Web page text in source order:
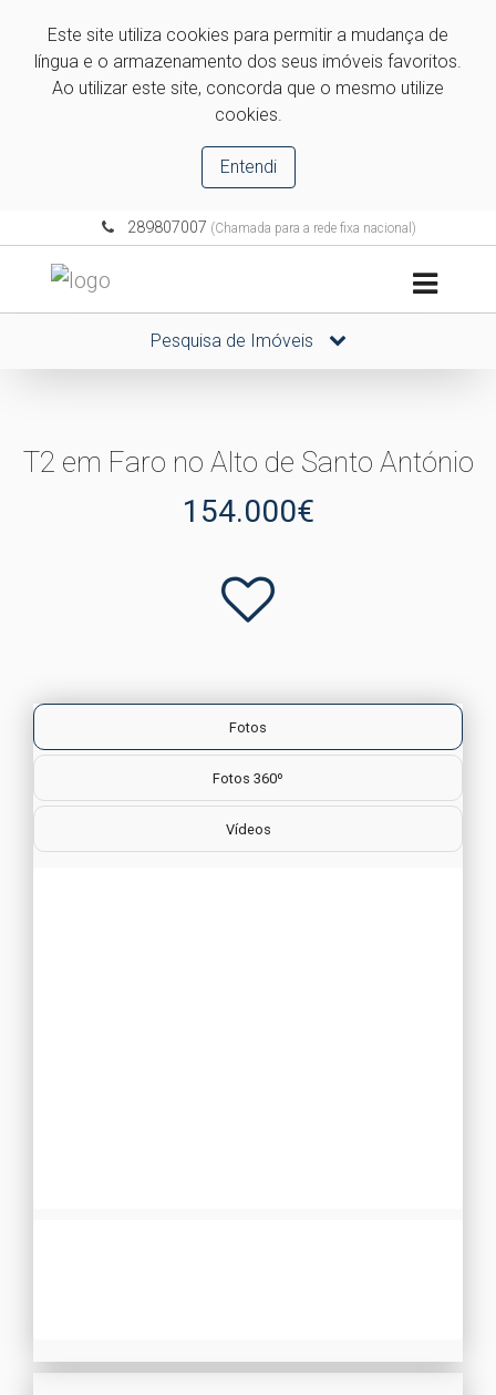
Este site utiliza cookies para permitir a mudança de
língua e o armazenamento dos seus imóveis favoritos.
Ao utilizar este site, concorda que o mesmo utilize
cookies.
Entendi
289807007 (Chamada para a rede fixa nacional)
Pesquisa de Imóveis
T2 em Faro no Alto de Santo António
154.000€
Fotos
Fotos 360º
Vídeos